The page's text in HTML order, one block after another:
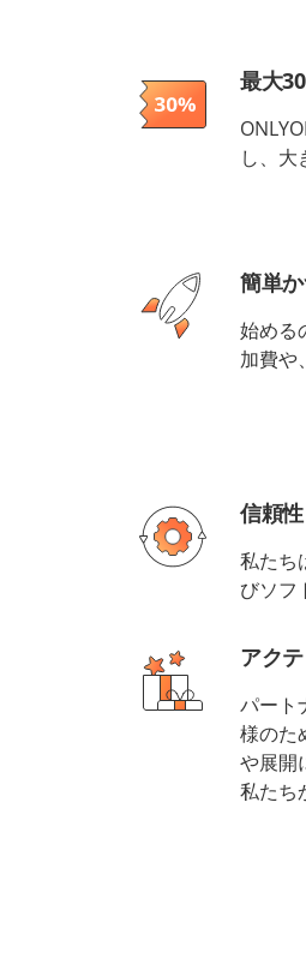
最大
し、大
簡単
始める
加費や
信頼
私たち
びソフ
アク
パート
様のた
や展開
私たち